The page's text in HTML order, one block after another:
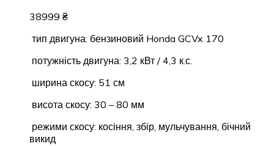
38999 ₴
тип двигуна: бензиновий Honda GCVx 170
потужність двигуна: 3,2 кВт / 4,3 к.с.
ширина скосу: 51 см
висота скосу: 30 – 80 мм
режими скосу: косіння, збір, мульчування, бічний
викид